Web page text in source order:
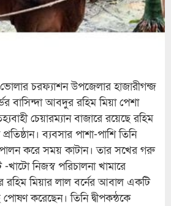
চরফ্যাশন উপজেলার হাজারীগন্জ
বাসিন্দা আবদুর রহিম মিয়া পেশা
চেয়ারম্যান বাজারে রয়েছে রহিম
ব্যবসার পাশা-পাশি তিনি
করে সময় কাটান। তার সখের গরু
নিজস্ব পরিচালনা খামারে
মিয়ার লাল বর্নের আবাল একটি
করেছেন। তিনি দ্বীপকন্ঠকে